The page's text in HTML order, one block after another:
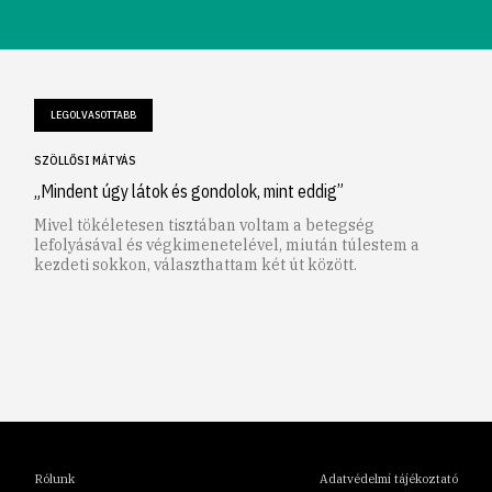
LEGOLVASOTTABB
SZÖLLŐSI MÁTYÁS
„Mindent úgy látok és gondolok, mint eddig”
Mivel tökéletesen tisztában voltam a betegség
lefolyásával és végkimenetelével, miután túlestem a
kezdeti sokkon, választhattam két út között.
Rólunk Adatvédelmi tájékoztató